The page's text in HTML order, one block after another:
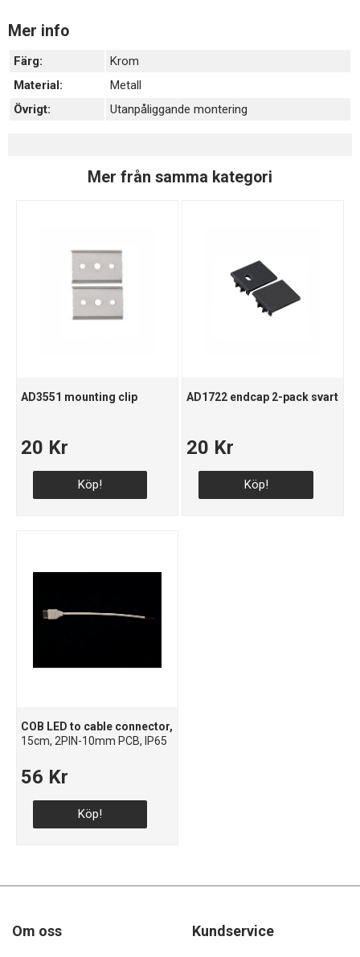
Mer info
Färg:
Krom
Material:
Metall
Övrigt:
Utanpåliggande montering
Mer från samma kategori
AD3551 mounting clip
20 Kr
Köp!
AD1722 endcap 2-pack svart
20 Kr
Köp!
COB LED to cable connector,
15cm, 2PIN-10mm PCB, IP65
56 Kr
Köp!
Om oss Kundservice